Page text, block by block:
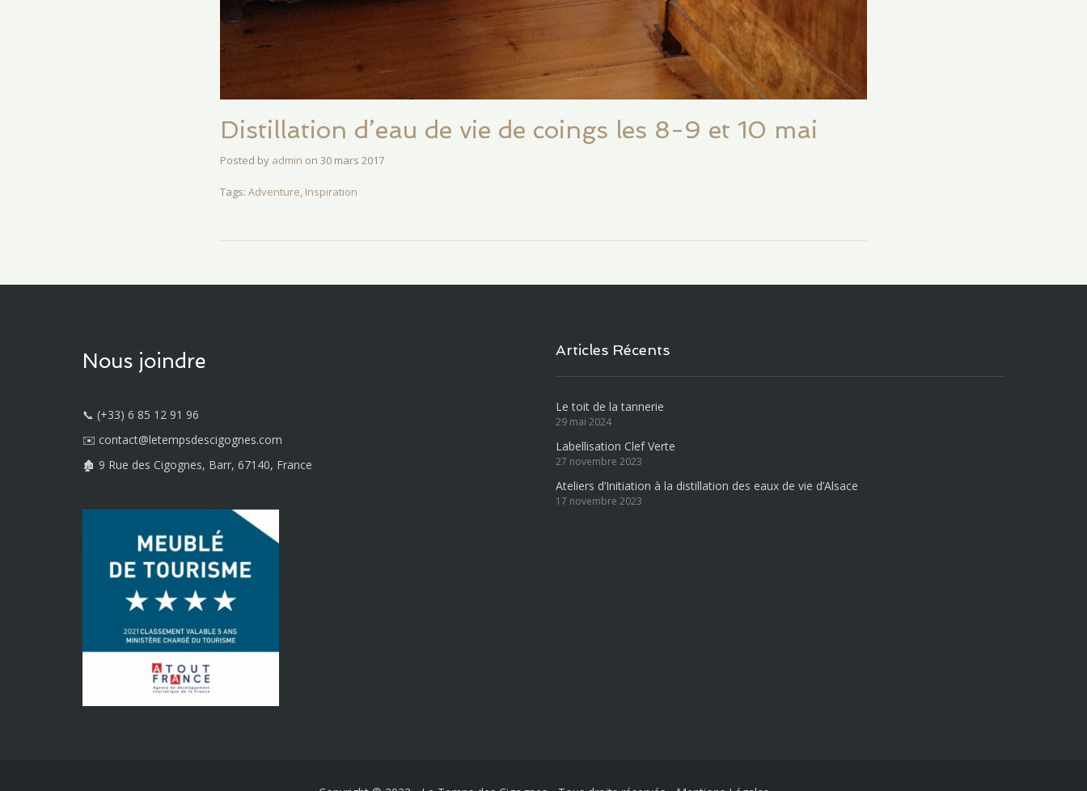
Distillation d’eau de vie de coings les 8-9 et 10 mai
Posted by admin on 30 mars 2017
Tags: Adventure, Inspiration
Nous joindre
📞 (+33) 6 85 12 91 96
✉️ contact@letempsdescigognes.com
🏚️ 9 Rue des Cigognes, Barr, 67140, France
Articles Récents
Le toit de la tannerie
29 mai 2024
Labellisation Clef Verte
27 novembre 2023
Ateliers d’Initiation à la distillation des eaux de vie d’Alsace
17 novembre 2023